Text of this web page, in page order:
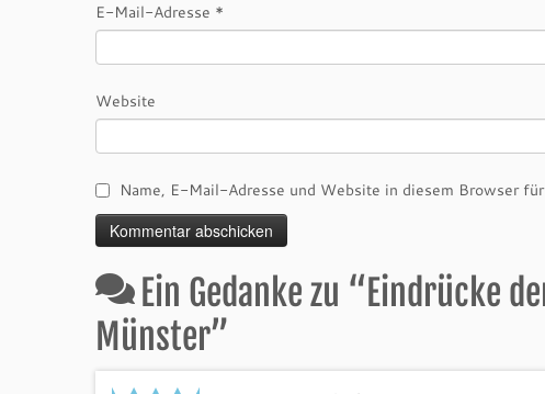
E-Mail-Adresse *
Website
Name, E-Mail-Adresse und Website in diesem Browser
Ein Gedanke zu “ Eindrücke
Münster”